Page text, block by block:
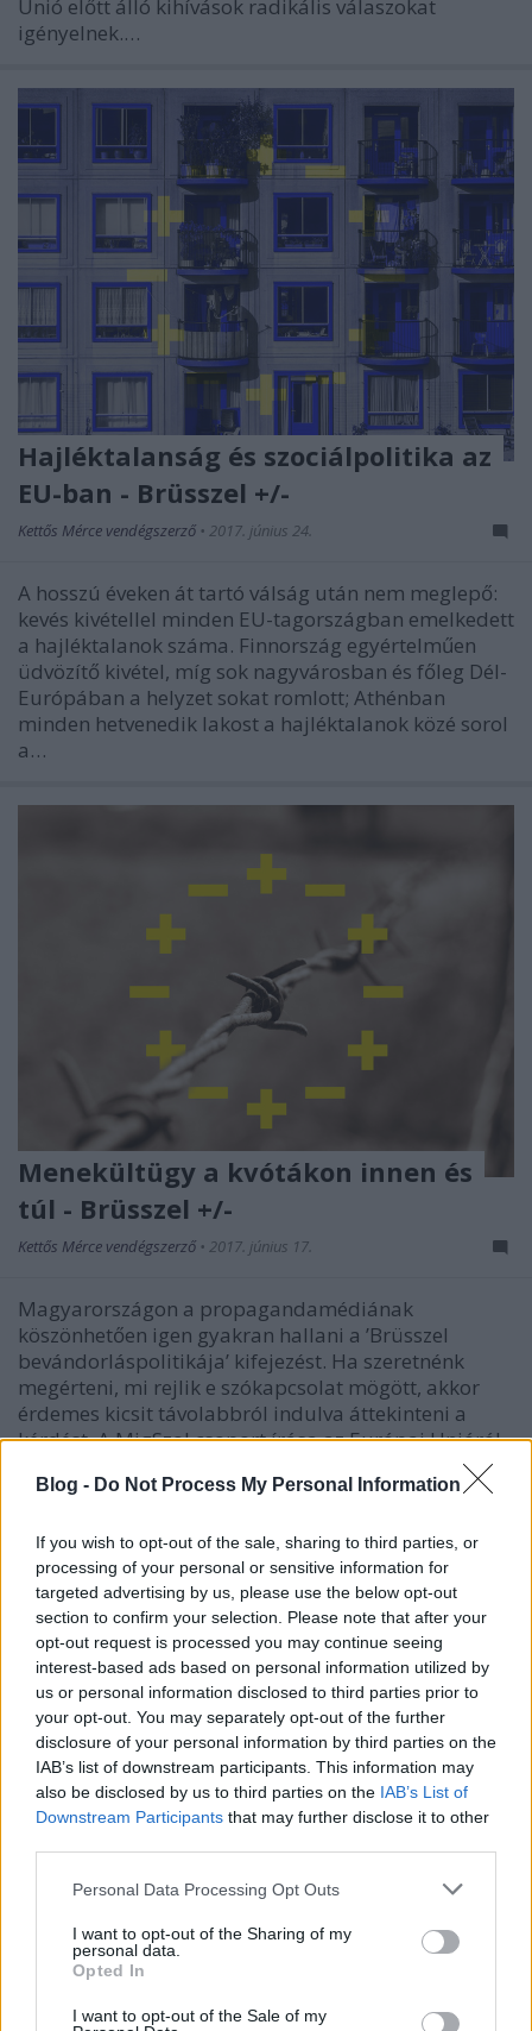
Blog - Do Not Process My Personal Information
If you wish to opt-out of the sale, sharing to third parties, or
processing of your personal or sensitive information for
targeted advertising by us, please use the below opt-out
section to confirm your selection. Please note that after your
opt-out request is processed you may continue seeing
interest-based ads based on personal information utilized by
us or personal information disclosed to third parties prior to
your opt-out. You may separately opt-out of the further
disclosure of your personal information by third parties on the
IAB’s list of downstream participants. This information may
also be disclosed by us to third parties on the IAB’s List of
Downstream Participants that may further disclose it to other
Please note that this website/app uses one or more Google
not limited to your visit or usage behaviour. You may click to
grant or deny consent to Google and its third-party tags to
use your data for below specified purposes in below Google
consent section.
Personal Data Processing Opt Outs
I want to opt-out of the Sharing of my
personal data.
Opted In
I want to opt-out of the Sale of my
Unió előtt álló kihívások radikális válaszokat
igényelnek.…
Hajléktalanság és szociálpolitika az
EU-ban - Brüsszel +/-
Kettős Mérce vendégszerző • 2017. június 24.
A hosszú éveken át tartó válság után nem meglepő:
kevés kivétellel minden EU-tagországban emelkedett
a hajléktalanok száma. Finnország egyértelműen
üdvözítő kivétel, míg sok nagyvárosban és főleg Dél-
Európában a helyzet sokat romlott; Athénban
minden hetvenedik lakost a hajléktalanok közé sorol
a…
Menekültügy a kvótákon innen és
túl - Brüsszel +/-
Kettős Mérce vendégszerző • 2017. június 17.
Magyarországon a propagandamédiának
köszönhetően igen gyakran hallani a ’Brüsszel
bevándorláspolitikája’ kifejezést. Ha szeretnénk
megérteni, mi rejlik e szókapcsolat mögött, akkor
érdemes kicsit távolabbról indulva áttekinteni a
kérdést. A MigSzol csoport írása az Európai Unióról
TGM: Merkel vagy Trump? - Brüsszel
TamásGáspárMiklós•2017. június 10.
Angela Merkel németországi szövetségi kancellár és